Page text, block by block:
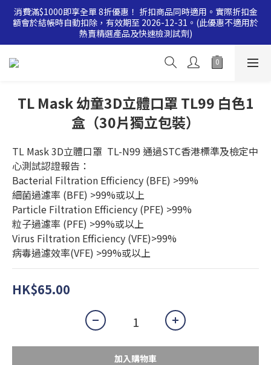
消費滿$500即享全單 9 折優惠！折扣商品同時適用。實際折扣金
額會於結帳時自動扣除，有效期至 2026-12-31。(此優惠不適用於
熱賣精選產品及快速檢測試劑)
消費滿$1000即享全單 8折優惠！ 折扣商品同時適用。實際折扣金
額會於結帳時自動扣除，有效期至 2026-12-31。(此優惠不適用於
熱賣精選產品及快速檢測試劑)
消費滿$500即享全單 9 折優惠！折扣商品同時適用。實際折扣金
額會於結帳時自動扣除，有效期至 2026-12-31。(此優惠不適用於
TL Mask 幼童3D立體口罩 TL99 白色1
盒（30片獨立包裝）
TL Mask 3D立體口罩  TL-N99 通過STC香港標準及檢定中
心測試認證報告：
Bacterial Filtration Efficiency (BFE) >99%
細菌過濾率 (BFE) >99%或以上
Particle Filtration Efficiency (PFE) >99%
粒子過濾率 (PFE) >99%或以上
Virus Filtration Efficiency (VFE)>99%
病毒過濾效率(VFE) >99%或以上
HK$65.00
加入購物車